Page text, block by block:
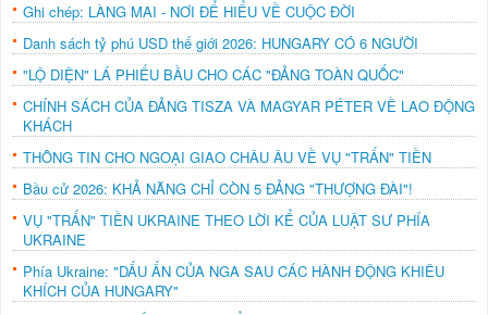
Ghi chép: LÀNG MAI - NƠI ĐỂ HIỂU VỀ CUỘC ĐỜI
Danh sách tỷ phú USD thế giới 2026: HUNGARY CÓ 6 NGƯỜI
"LỘ DIỆN" LÁ PHIẾU BẦU CHO CÁC "ĐẢNG TOÀN QUỐC"
CHÍNH SÁCH CỦA ĐẢNG TISZA VÀ MAGYAR PÉTER VỀ LAO ĐỘNG
KHÁCH
THÔNG TIN CHO NGOẠI GIAO CHÂU ÂU VỀ VỤ "TRẤN" TIỀN
Bầu cử 2026: KHẢ NĂNG CHỈ CÒN 5 ĐẢNG "THƯỢNG ĐÀI"!
VỤ "TRẤN" TIỀN UKRAINE THEO LỜI KỂ CỦA LUẬT SƯ PHÍA
UKRAINE
Phía Ukraine: "DẤU ẤN CỦA NGA SAU CÁC HÀNH ĐỘNG KHIÊU
KHÍCH CỦA HUNGARY"